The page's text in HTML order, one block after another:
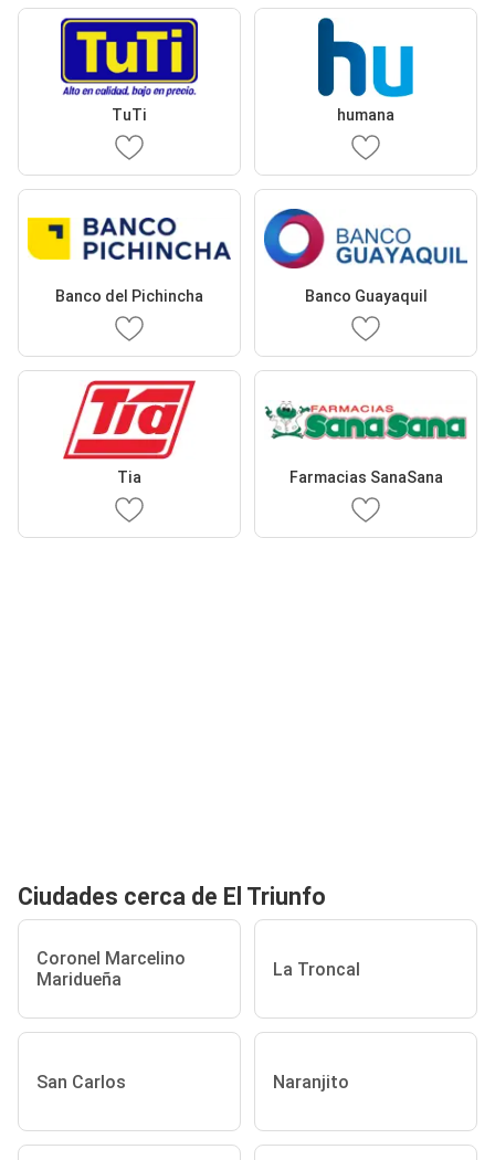
TuTi humana
Banco del Pichincha Banco Guayaquil
Tia Farmacias SanaSana
Ciudades cerca de El Triunfo
Coronel Marcelino
Maridueña
La Troncal
San Carlos Naranjito